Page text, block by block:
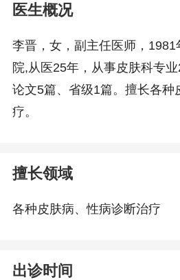
医生概况
李晋，女，副主任医师，
院,从医25年，从事皮肤科专
论文5篇、省级1篇。擅长各种
疗。
擅长领域
各种皮肤病、性病诊断治疗
出诊时间